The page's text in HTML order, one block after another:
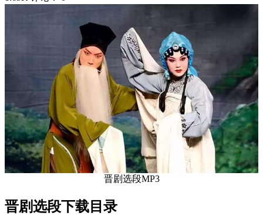
晋剧选段MP3
晋剧选段下载目录